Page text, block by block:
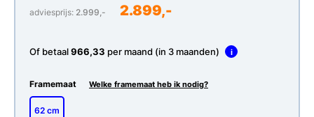
adviesprijs: 2.999,- 2.899,-
Of betaal966,33 per maand (in 3 maanden) i
Framemaat Welke framemaat heb ik nodig?
62 cm